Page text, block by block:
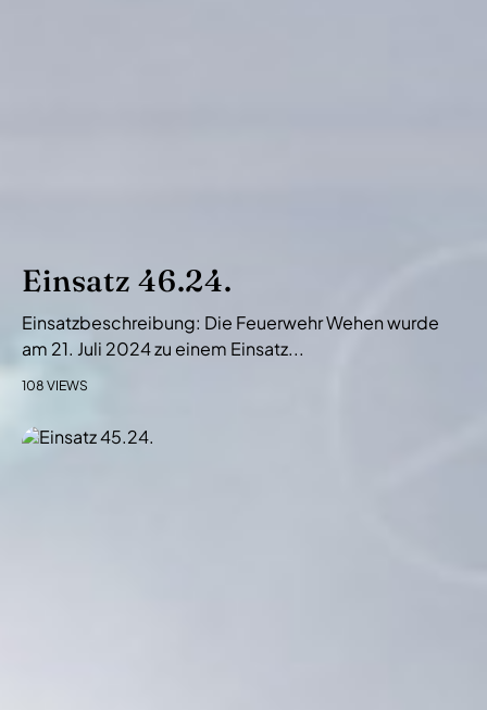
Einsatz 46.24.
Einsatzbeschreibung: Die Feuerwehr Wehen wurde
am 21. Juli 2024 zu einem Einsatz...
108 VIEWS